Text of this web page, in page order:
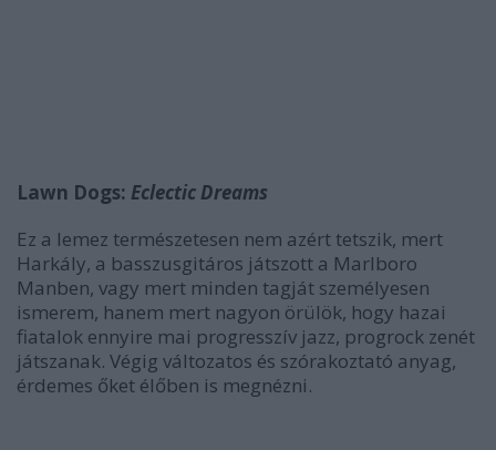
Lawn Dogs: Eclectic Dreams
Ez a lemez természetesen nem azért tetszik, mert
Harkály, a basszusgitáros játszott a Marlboro
Manben, vagy mert minden tagját személyesen
ismerem, hanem mert nagyon örülök, hogy hazai
fiatalok ennyire mai progresszív jazz, progrock zenét
játszanak. Végig változatos és szórakoztató anyag,
érdemes őket élőben is megnézni.